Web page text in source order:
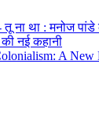
ना था : मनोज पांडे
नई कहानी
A